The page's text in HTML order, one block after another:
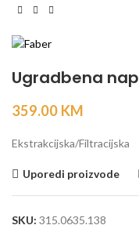
Ugradbena
359.00 KM
Ekstrakcijska/Filtracijska
Uporedi proizvode
SKU: 315.0635.138